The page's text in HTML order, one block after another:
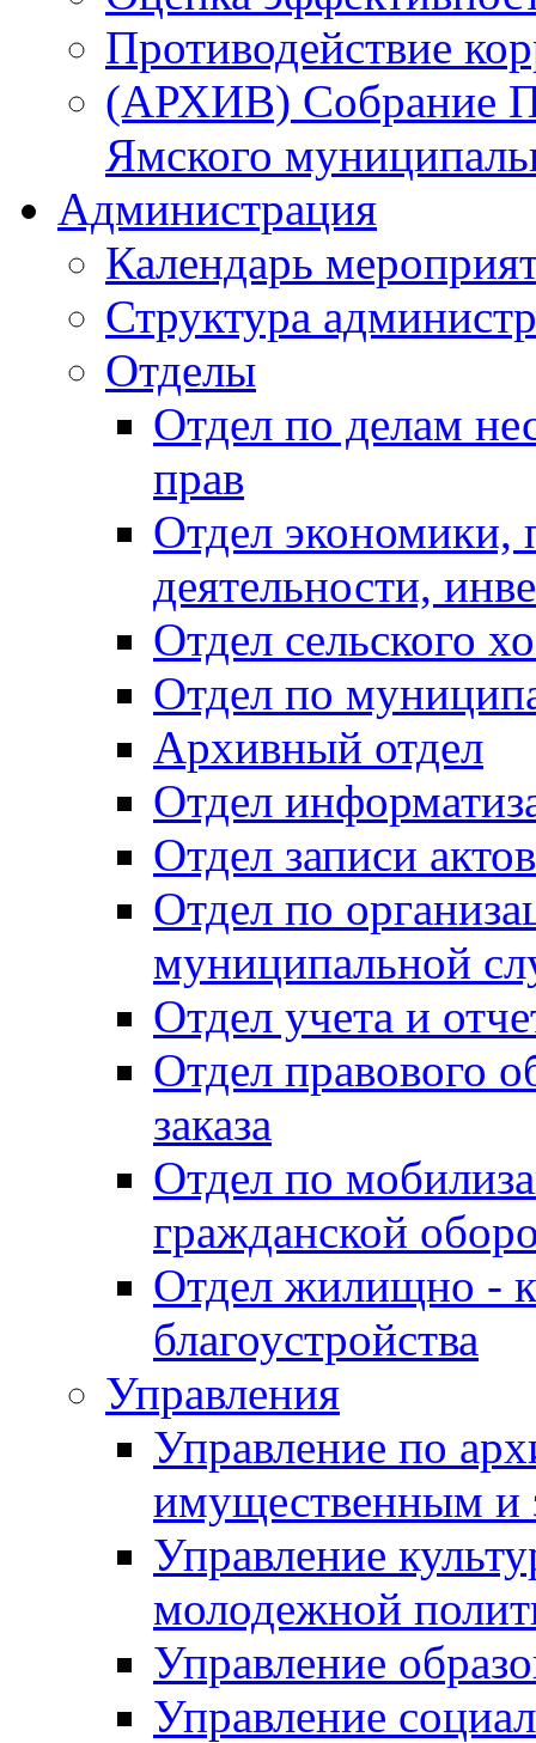
Противодействие
(АРХИВ) Собрание
Ямского
Администрация
Календарь
Структура
Отделы
Отдел по делам
прав
Отдел экономики,
деятельности,
Отдел сельского
Отдел по
Архивный отдел
Отдел
Отдел записи
Отдел по
муниципальной
Отдел учета и
Отдел правового
заказа
Отдел по
гражданской
Отдел жилищно -
благоустройства
Управления
Управление по
имущественным и
Управление
молодежной
Управление
Управление